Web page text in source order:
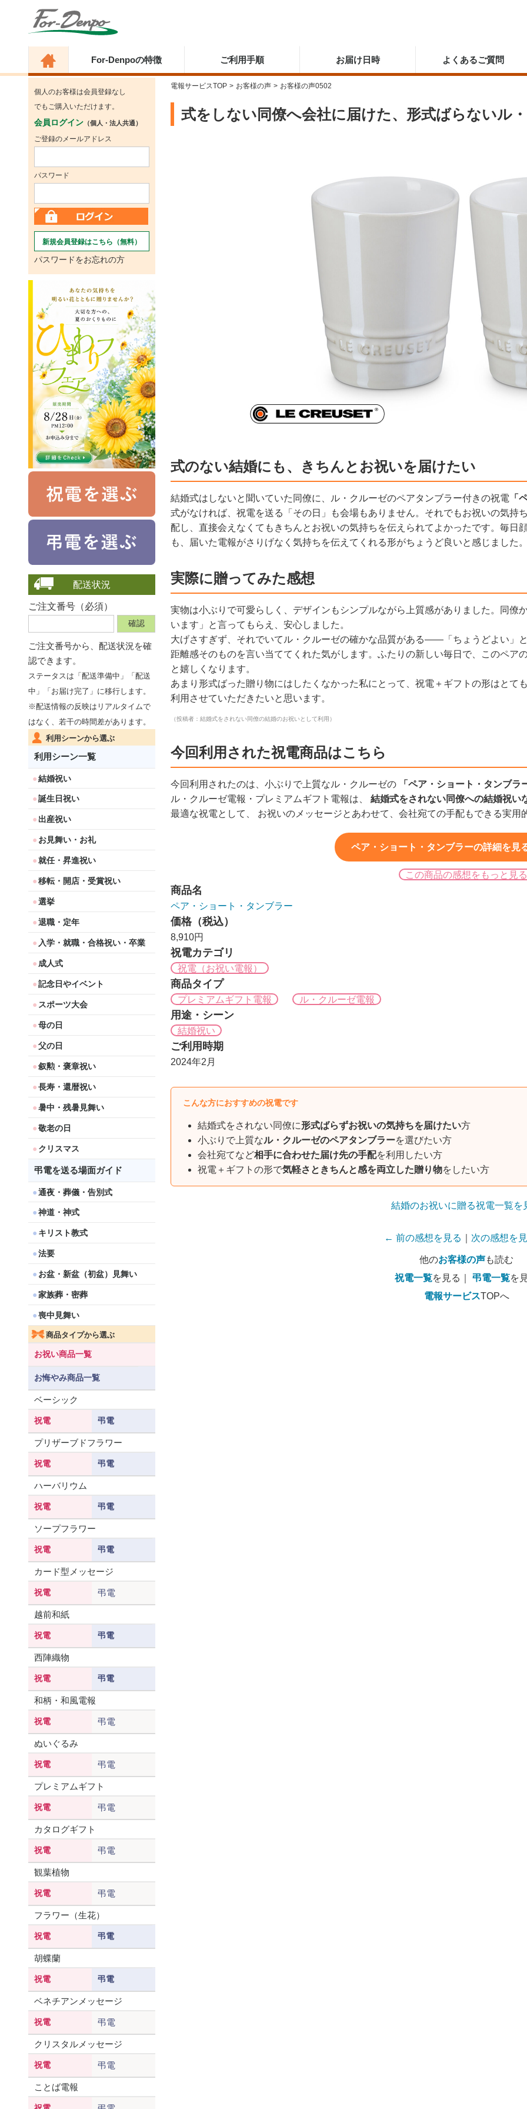
For-Denpoの特徴 ご利用手順 お届け日時 よくあるご質問
個人のお客様は会員登録なし
でもご購入いただけます。
会員ログイン （個人・法人共通）
ご登録のメールアドレス
パスワード
新規会員登録はこちら（無料）
パスワードをお忘れの方
配送状況
ご注文番号（必須）
ご注文番号から、 配送状況を確
認できます。
ステータスは「配送準備中」「配送
中」「お届け完了」に移行します。
※配送情報の反映はリアルタイムで
はなく、若干の時間差があります。
利用シーンから選ぶ
利用シーン一覧
結婚祝い
誕生日祝い
出産祝い
お見舞い・お礼
就任・昇進祝い
移転・開店・受賞祝い
選挙
退職・定年
入学・就職・合格祝い・卒業
成人式
記念日やイベント
スポーツ大会
母の日
父の日
叙勲・褒章祝い
長寿・還暦祝い
暑中・残暑見舞い
敬老の日
クリスマス
弔電を送る場面ガイド
通夜・葬儀・告別式
神道・神式
キリスト教式
法要
お盆・新盆（初盆）見舞い
家族葬・密葬
喪中見舞い
商品タイプから選ぶ
お祝い商品一覧
お悔やみ商品一覧
ベーシック
祝電 弔電
プリザーブドフラワー
祝電 弔電
ハーバリウム
祝電 弔電
ソープフラワー
祝電 弔電
カード型メッセージ
祝電 弔電
越前和紙
祝電 弔電
西陣織物
祝電 弔電
和柄・和風電報
祝電 弔電
ぬいぐるみ
祝電 弔電
プレミアムギフト
祝電 弔電
カタログギフト
祝電 弔電
観葉植物
祝電 弔電
フラワー（生花）
祝電 弔電
胡蝶蘭
祝電 弔電
ベネチアンメッセージ
祝電 弔電
クリスタルメッセージ
祝電 弔電
ことば電報
電報サービスTOP > お客様の声 > お客様の声0502
式をしない同僚へ会社に届けた、形式ばらないル
式のない結婚にも、きちんとお祝いを届けたい
結婚式はしないと聞いていた同僚に、ル・クルーゼのペアタンブラー付きの祝電 「
式がなければ、祝電を送る「その日」も会場もありません。それでもお祝いの気
配し、直接会えなくてもきちんとお祝いの気持ちを伝えられてよかったです。毎日
も、届いた電報がさりげなく気持ちを伝えてくれる形がちょうど良いと感じました。
実際に贈ってみた感想
実物は小ぶりで可愛らしく、デザインもシンプルながら上質感がありました。同僚
います」と言ってもらえ、安心しました。
大げさすぎず、それでいてル・クルーゼの確かな品質がある——「ちょうどよい」
距離感そのものを言い当ててくれた気がします。ふたりの新しい毎日で、このペア
と嬉しくなります。
あまり形式ばった贈り物にはしたくなかった私にとって、祝電＋ギフトの形はとて
利用させていただきたいと思います。
（投稿者：結婚式をされない同僚の結婚のお祝いとして利用）
今回利用された祝電商品はこちら
今回利用されたのは、小ぶりで上質なル・クルーゼの 「ペア・ショート・タンブラ
ル・クルーゼ電報・プレミアムギフト電報は、 結婚式をされない同僚への結婚祝い
最適な祝電として、 お祝いのメッセージとあわせて、会社宛ての手配もできる実用
ペア・ショート・タンブラーの詳細を見
この商品の感想をもっと見る
商品名
ペア・ショート・タンブラー
価格（税込）
8,910円
祝電カテゴリ
祝電（お祝い電報）
商品タイプ
プレミアムギフト電報 ル・クルーゼ電報
用途・シーン
結婚祝い
ご利用時期
2024年2月
こんな方におすすめの祝電です
結婚式をされない同僚に形式ばらずお祝いの気持ちを届けたい方
小ぶりで上質なル・クルーゼのペアタンブラーを選びたい方
会社宛てなど相手に合わせた届け先の手配を利用したい方
祝電＋ギフトの形で気軽さときちんと感を両立した贈り物をしたい方
結婚のお祝いに贈る祝電一覧を
← 前の感想を見る 次の感想を
他のお客様の声も読む
祝電一覧を見る｜ 弔電一覧を
電報サービスTOPへ